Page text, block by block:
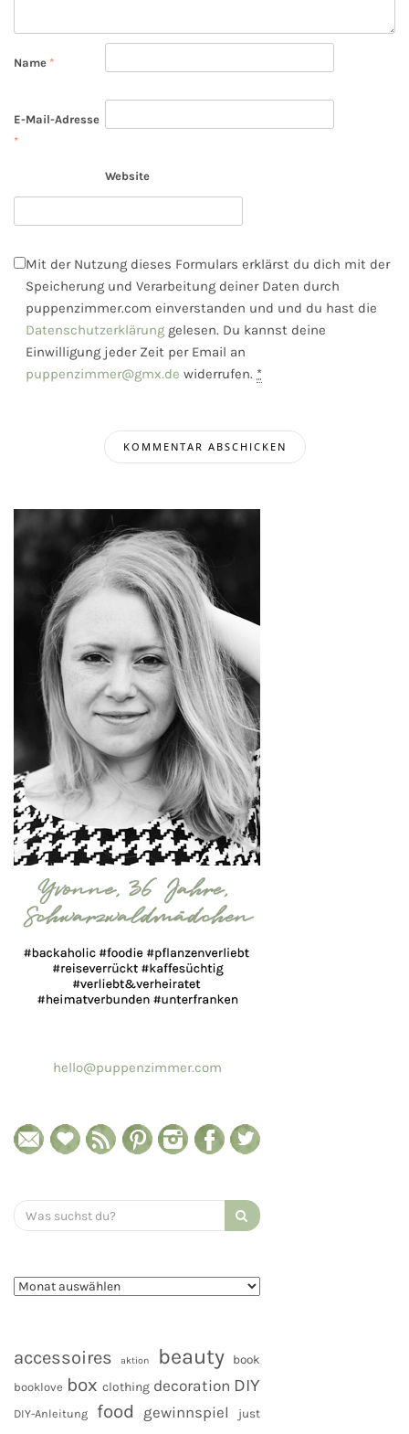
Name *
E-Mail-Adresse
*
Website
Mit der Nutzung dieses Formulars erklärst du dich mit der
Speicherung und Verarbeitung deiner Daten durch
puppenzimmer.com einverstanden und und du hast die
Datenschutzerklärung gelesen. Du kannst deine
Einwilligung jeder Zeit per Email an
puppenzimmer@gmx.de widerrufen. *
hello@puppenzimmer.com
Search
for:
accessoires aktion beauty
book
booklove box clothing decoration DIY
DIY-Anleitung food gewinnspiel just